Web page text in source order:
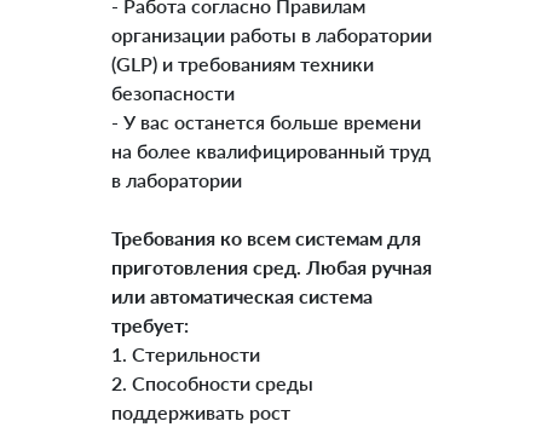
- Работа согласно Правилам
организации работы в лаборатории
(GLP) и требованиям техники
безопасности
- У вас останется больше времени
на более квалифицированный труд
в лаборатории
Требования ко всем системам для
приготовления сред. Любая ручная
или автоматическая система
требует:
1. Стерильности
2. Способности среды
поддерживать рост